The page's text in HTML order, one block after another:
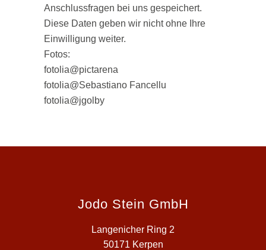
Anschlussfragen bei uns gespeichert.
Diese Daten geben wir nicht ohne Ihre
Einwilligung weiter.
Fotos:
fotolia@pictarena
fotolia@Sebastiano Fancellu
fotolia@jgolby
Jodo Stein GmbH
Langenicher Ring 2
50171 Kerpen